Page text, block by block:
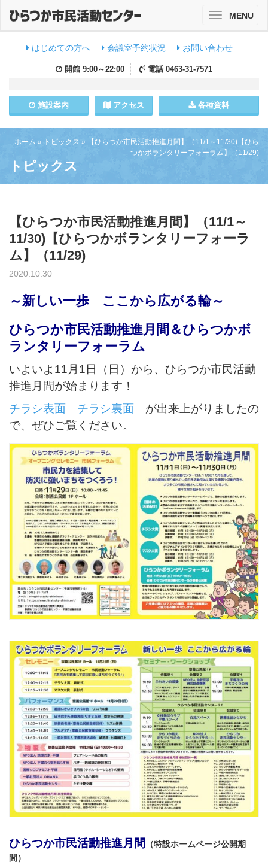
はじめての方へ 会議室予約状況 お問い合わせ
開館 9:00～22:00 電話 0463-31-7571
施設案内 アクセス 各種資料
ToggleMENU
ホーム » トピックス »
【ひらつか市民活動推進月間】（11/1～11/30)【ひら
つかボランタリーフォーラム】（11/29)
トピックス
【ひらつか市民活動推進月間】（11/1～
11/30)【ひらつかボランタリーフォーラ
ム】（11/29)
2020.10.30
～新しい一歩 ここから広がる輪～
ひらつか市民活動推進月間＆ひらつかボ
ランタリーフォーラム
いよいよ11月1日（日）から、ひらつか市民活動
推進月間が始まります！
チラシ表面
チラシ裏面 が出来上がりましたの
で、ぜひご覧ください。
ひらつか市民活動推進月間
（特設ホームページ公開期
間）